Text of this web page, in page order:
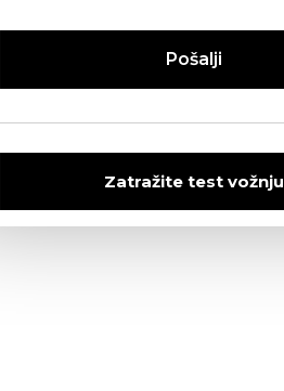
Pošalji
Zatražite test vožnju